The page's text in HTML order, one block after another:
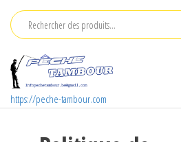
Aller
https://peche-tambour.com